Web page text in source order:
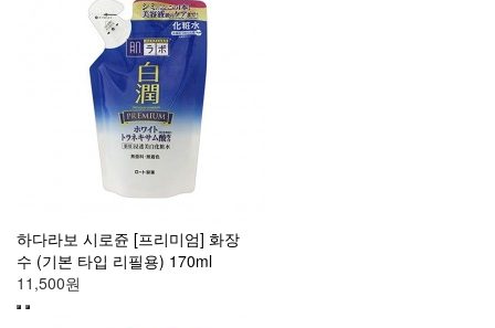
하다라보 시로쥰 [프리미엄] 화장
수 (기본 타입 리필용) 170ml
11,500원